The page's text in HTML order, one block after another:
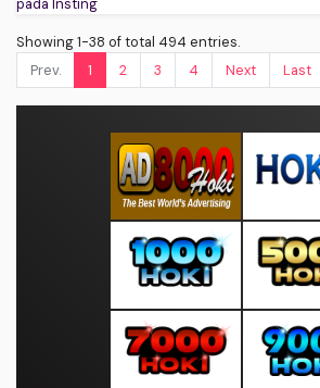
Showing 1-38 of total 494 entries.
Prev.
1 2 3 4 Next Last